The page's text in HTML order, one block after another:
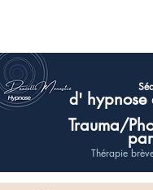
d' hypnose
Trauma/
Thérapie